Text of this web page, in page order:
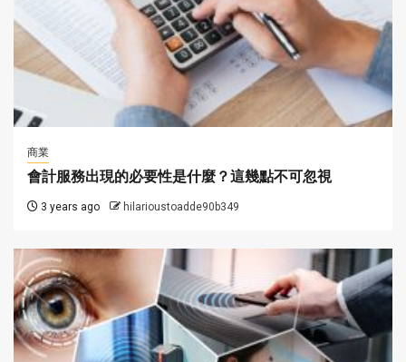
商業
會計服務出現的必要性是什麼？這幾點不可忽視
3 years ago hilarioustoadde90b349